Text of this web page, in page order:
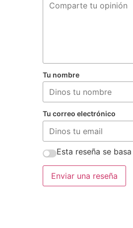
Tu nombre
Tu correo electrónico
Esta reseña se
Enviar una reseña